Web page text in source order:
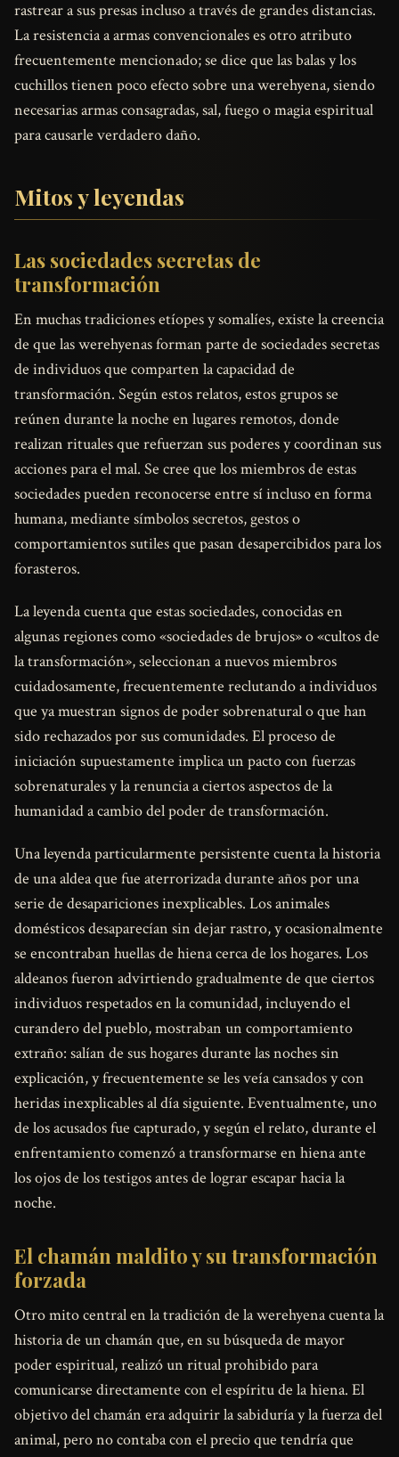
rastrear a sus presas incluso a través de grandes distancias.
La resistencia a armas convencionales es otro atributo
frecuentemente mencionado; se dice que las balas y los
cuchillos tienen poco efecto sobre una werehyena, siendo
necesarias armas consagradas, sal, fuego o magia espiritual
para causarle verdadero daño.
Mitos y leyendas
Las sociedades secretas de
transformación
En muchas tradiciones etíopes y somalíes, existe la creencia
de que las werehyenas forman parte de sociedades secretas
de individuos que comparten la capacidad de
transformación. Según estos relatos, estos grupos se
reúnen durante la noche en lugares remotos, donde
realizan rituales que refuerzan sus poderes y coordinan sus
acciones para el mal. Se cree que los miembros de estas
sociedades pueden reconocerse entre sí incluso en forma
humana, mediante símbolos secretos, gestos o
comportamientos sutiles que pasan desapercibidos para los
forasteros.
La leyenda cuenta que estas sociedades, conocidas en
algunas regiones como «sociedades de brujos» o «cultos de
la transformación», seleccionan a nuevos miembros
cuidadosamente, frecuentemente reclutando a individuos
que ya muestran signos de poder sobrenatural o que han
sido rechazados por sus comunidades. El proceso de
iniciación supuestamente implica un pacto con fuerzas
sobrenaturales y la renuncia a ciertos aspectos de la
humanidad a cambio del poder de transformación.
Una leyenda particularmente persistente cuenta la historia
de una aldea que fue aterrorizada durante años por una
serie de desapariciones inexplicables. Los animales
domésticos desaparecían sin dejar rastro, y ocasionalmente
se encontraban huellas de hiena cerca de los hogares. Los
aldeanos fueron advirtiendo gradualmente de que ciertos
individuos respetados en la comunidad, incluyendo el
curandero del pueblo, mostraban un comportamiento
extraño: salían de sus hogares durante las noches sin
explicación, y frecuentemente se les veía cansados y con
heridas inexplicables al día siguiente. Eventualmente, uno
de los acusados fue capturado, y según el relato, durante el
enfrentamiento comenzó a transformarse en hiena ante
los ojos de los testigos antes de lograr escapar hacia la
noche.
El chamán maldito y su transformación
forzada
Otro mito central en la tradición de la werehyena cuenta la
historia de un chamán que, en su búsqueda de mayor
poder espiritual, realizó un ritual prohibido para
comunicarse directamente con el espíritu de la hiena. El
objetivo del chamán era adquirir la sabiduría y la fuerza del
animal, pero no contaba con el precio que tendría que